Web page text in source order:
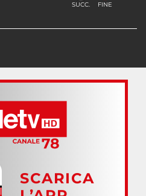
SUCC. FINE
SCARICA